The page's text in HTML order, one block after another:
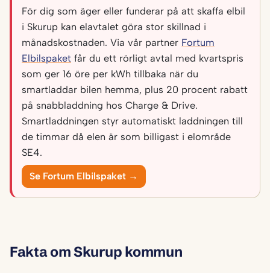
För dig som äger eller funderar på att skaffa elbil
i Skurup kan elavtalet göra stor skillnad i
månadskostnaden. Via vår partner Fortum
Elbilspaket får du ett rörligt avtal med kvartspris
som ger 16 öre per kWh tillbaka när du
smartladdar bilen hemma, plus 20 procent rabatt
på snabbladdning hos Charge & Drive.
Smartladdningen styr automatiskt laddningen till
de timmar då elen är som billigast i elområde
SE4.
Se Fortum Elbilspaket →
Fakta om Skurup kommun